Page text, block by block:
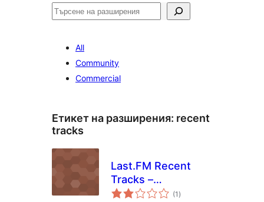
Търсене
All
Community
Commercial
Етикет на разширения: recent
tracks
Last.FM Recent
Tracks –
WordPress Plugin
(1 общо
оценки
)